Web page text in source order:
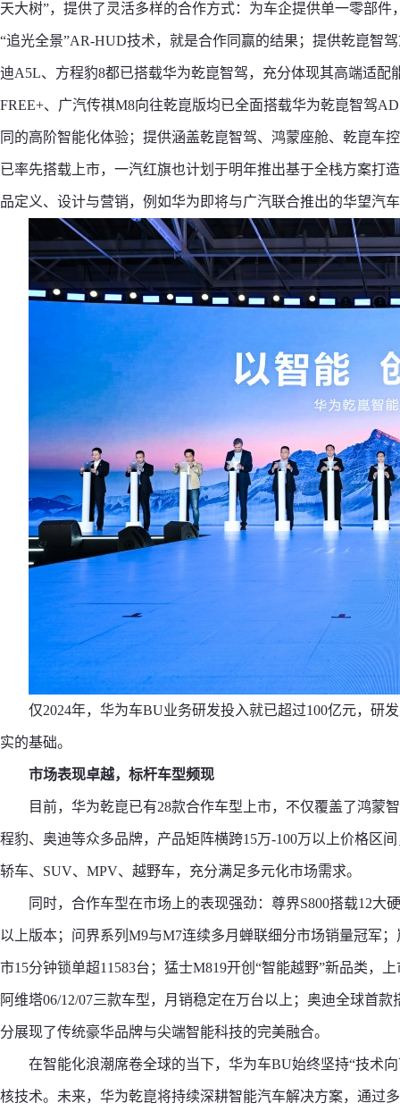
天大树”，提供了灵活多样的合作方式：为车企提供单一零部
“追光全景”AR-HUD技术，就是合作同赢的结果；提供乾崑智
迪A5L、方程豹8都已搭载华为乾崑智驾，充分体现其高端适
FREE+、广汽传祺M8向往乾崑版均已全面搭载华为乾崑智驾
同的高阶智能化体验；提供涵盖乾崑智驾、鸿蒙座舱、乾崑车
已率先搭载上市，一汽红旗也计划于明年推出基于全栈方案打
品定义、设计与营销，例如华为即将与广汽联合推出的华望汽
仅2024年，华为车BU业务研发投入就已超过100亿元，研
实的基础。
市场表现卓越，标杆车型频现
目前，华为乾崑已有28款合作车型上市，不仅覆盖了鸿蒙
程豹、奥迪等众多品牌，产品矩阵横跨15万-100万以上价格区
轿车、SUV、MPV、越野车，充分满足多元化市场需求。
同时，合作车型在市场上的表现强劲：尊界S800搭载12大
以上版本；问界系列M9与M7连续多月蝉联细分市场销量冠军
市15分钟锁单超11583台；猛士M819开创“智能越野”新品类，
阿维塔06/12/07三款车型，月销稳定在万台以上；奥迪全球首
分展现了传统豪华品牌与尖端智能科技的完美融合。
在智能化浪潮席卷全球的当下，华为车BU始终坚持“技术
核技术。未来，华为乾崑将持续深耕智能汽车解决方案，通过